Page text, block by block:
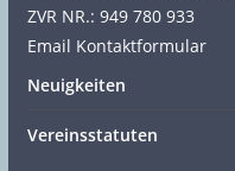
ZVR NR.: 949 780 933
Email Kontaktformular
Neuigkeiten
Vereinsstatuten